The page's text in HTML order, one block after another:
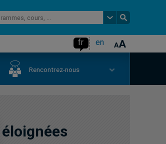
fr en
Rencontrez-nous